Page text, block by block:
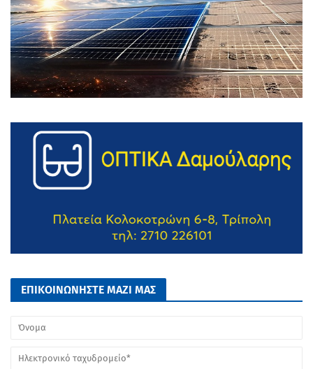
ΕΠΙΚΟΙΝΩΝΗΣΤΕ ΜΑΖΙ ΜΑΣ